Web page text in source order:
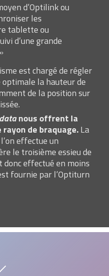
d’Optilink ou
les
tablette ou
d’une grande
est chargé de régler
la hauteur de
de la position sur
nous offrent la
de braquage.La
effectue un
le troisième essieu de
donc effectué en moins
fournie par l’Optiturn